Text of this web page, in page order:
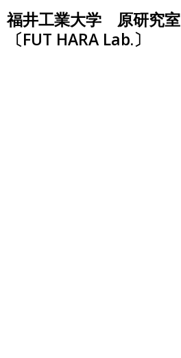
Skip
to
content
福井工業大学 原研究室
〔FUT HARA Lab.〕